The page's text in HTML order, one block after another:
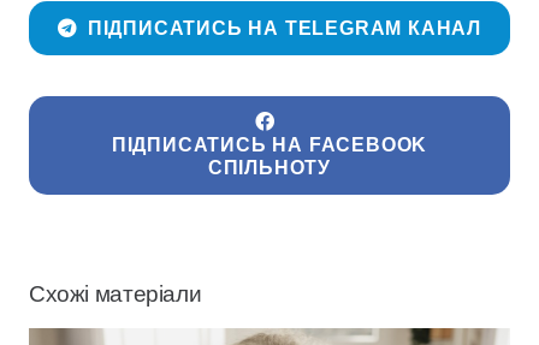
ПІДПИСАТИСЬ НА TELEGRAM КАНАЛ
ПІДПИСАТИСЬ НА FACEBOOK
СПІЛЬНОТУ
Схожі матеріали